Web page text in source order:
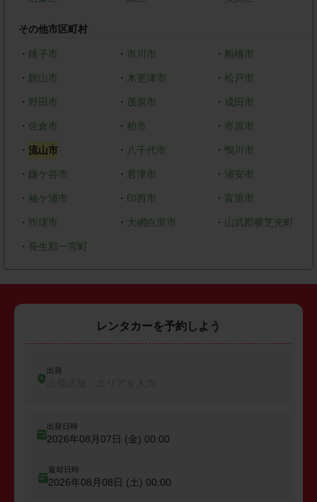
その他市区町村
・ 銚子市 ・ 市川市 ・ 船橋市
・ 館山市 ・ 木更津市 ・松戸市
・ 野田市 ・ 茂原市 ・ 成田市
・ 佐倉市 ・ 柏市 ・ 市原市
・ 流山市 ・ 八千代市 ・ 鴨川市
・ 鎌ケ谷市 ・ 君津市 ・ 浦安市
・ 袖ケ浦市 ・ 印西市 ・ 富里市
・ 匝瑳市 ・ 大網白里市 ・ 山武郡横芝光町
・ 長生郡一宮町
レンタカーを予約しよう
出発
出発日時
2026年08月07日 (金) 00:00
返却日時
2026年08月08日 (土) 00:00